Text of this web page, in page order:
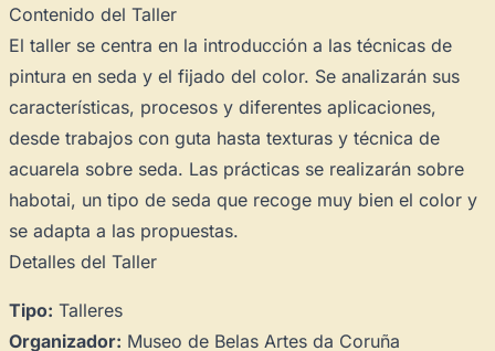
Contenido del Taller
El taller se centra en la introducción a las técnicas de
pintura en seda y el fijado del color. Se analizarán sus
características, procesos y diferentes aplicaciones,
desde trabajos con guta hasta texturas y técnica de
acuarela sobre seda. Las prácticas se realizarán sobre
habotai, un tipo de seda que recoge muy bien el color y
se adapta a las propuestas.
Detalles del Taller
Tipo: Talleres
Organizador: Museo de Belas Artes da Coruña